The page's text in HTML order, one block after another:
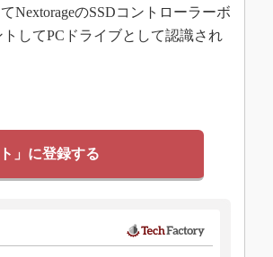
のSSDコントローラーボ
してPCドライブとして認識され
」に登録する